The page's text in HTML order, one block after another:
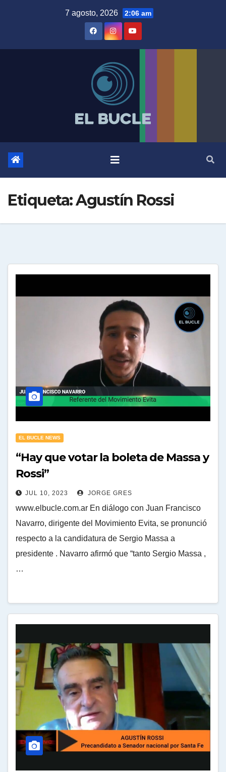
7 agosto, 2026 2:06 am
Etiqueta:Agustín Rossi
EL BUCLE NEWS
“Hay que votar la boleta de Massa y
Rossi”
JUL 10, 2023 JORGE GRES
www.elbucle.com.ar En diálogo con Juan Francisco
Navarro, dirigente del Movimiento Evita, se pronunció
respecto a la candidatura de Sergio Massa a
presidente . Navarro afirmó que “tanto Sergio Massa ,
…